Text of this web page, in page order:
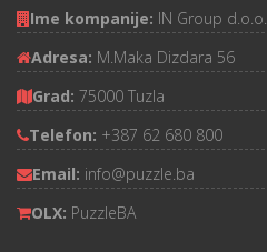
Ime kompanije: IN Group d.o.o.
Adresa: M.Maka Dizdara 56
Grad: 75000 Tuzla
Telefon: +387 62 680 800
Email: info@puzzle.ba
OLX: PuzzleBA